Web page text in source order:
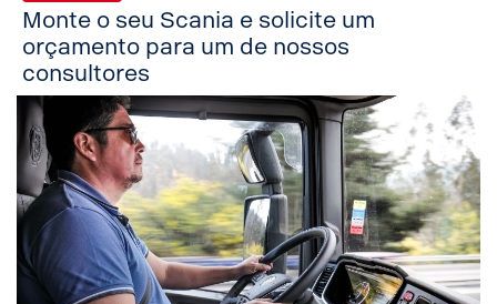
Monte o seu Scania e solicite um
orçamento para um de nossos
consultores